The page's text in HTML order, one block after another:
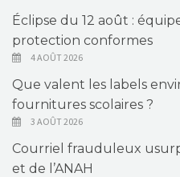
Éclipse du 12 août :
protection conformes
4 AOÛT 2026
Que valent les labels
fournitures scolaires ?
3 AOÛT 2026
Courriel frauduleux
et de l’ANAH